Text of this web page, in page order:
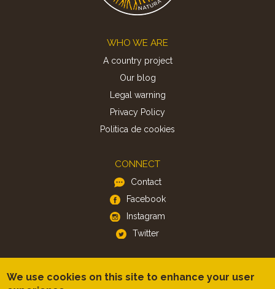
WHO WE ARE
A country project
Our blog
Legal warning
Privacy Policy
Politica de cookies
CONNECT
Contact
Facebook
Instagram
Twitter
We use cookies on this site to enhance your user